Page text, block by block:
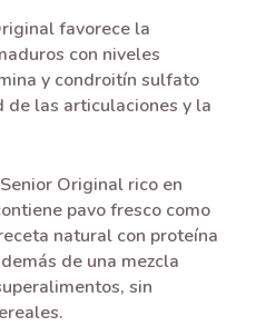
favorece la
con niveles
y condroitín sulfato
de las articulaciones y la
Original rico en
pavo fresco como
natural con proteína
de una mezcla
sin